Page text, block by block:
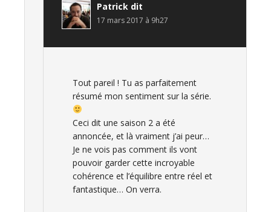
Patrick dit
17 mars 2017 à 9h27
Tout pareil ! Tu as parfaitement
résumé mon sentiment sur la série.
Ceci dit une saison 2 a été
annoncée, et là vraiment j’ai peur…
Je ne vois pas comment ils vont
pouvoir garder cette incroyable
cohérence et l’équilibre entre réel et
fantastique… On verra.